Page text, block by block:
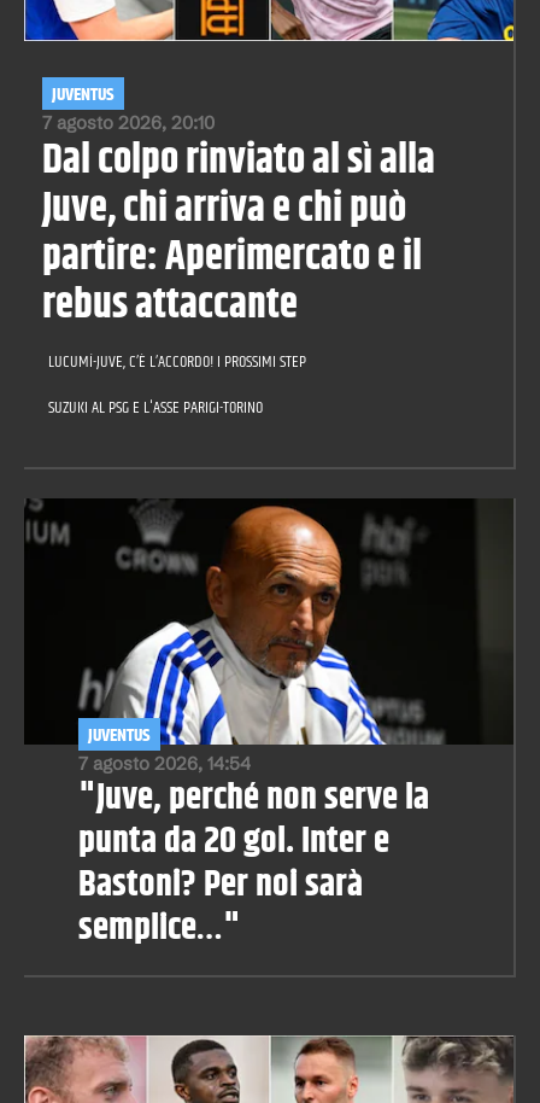
7 agosto 2026, 20:10
JUVENTUS
Dal colpo rinviato al sì alla
Juve, chi arriva e chi può
partire: Aperimercato e il
rebus attaccante
LUCUMÍ-JUVE, C’È L’ACCORDO! I PROSSIMI STEP
SUZUKI AL PSG E L'ASSE PARIGI-TORINO
7 agosto 2026, 14:54
JUVENTUS
"Juve, perché non serve la
punta da 20 gol. Inter e
Bastoni? Per noi sarà
semplice…"